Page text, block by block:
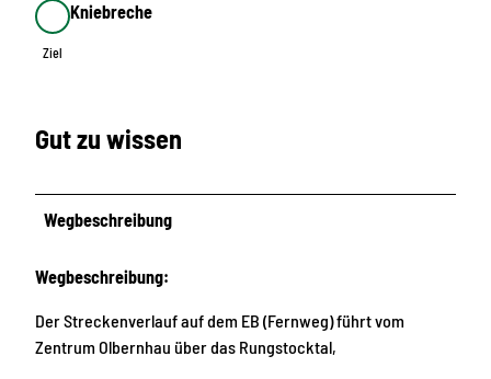
Ziel
Ziel
Kniebreche
Gut zu wissen
Wegbeschreibung
Wegbeschreibung:
Der Streckenverlauf auf dem EB (Fernweg) führt vom
Zentrum Olbernhau über das Rungstocktal,